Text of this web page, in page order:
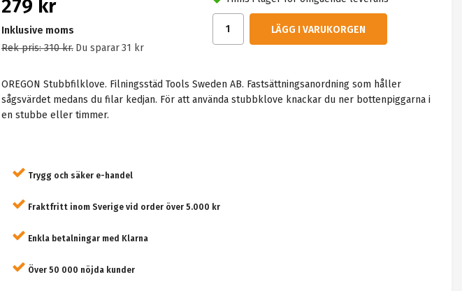
279 kr
Inklusive moms
Rek pris:310 kr. Du sparar31 kr
LÄGG I VARUKORGEN
OREGON Stubbfilklove. Filningsstäd Tools Sweden AB. Fastsättningsanordning som håller
sågsvärdet medans du filar kedjan. För att använda stubbklove knackar du ner bottenpiggarna i
en stubbe eller timmer.
Trygg och säker e-handel
Fraktfritt inom Sverige vid order över 5.000 kr
Enkla betalningar med Klarna
Över 50 000 nöjda kunder